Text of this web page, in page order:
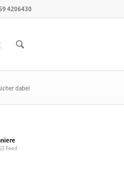
4206430
dabei
Feed